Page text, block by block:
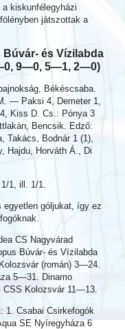
kiskunfélegyházi
játszottak a
Búvár- és Vízilabda
9—0, 5—1, 2—0)
Békéscsaba.
— Paksi 4, Demeter 1,
Kiss D. Cs.: Pónya 3
Bencsik. Edző:
Takács, Bodnár 1 (1),
Hajdu, Horváth Á., Di
1, ill. 1/1.
góljukat, így ez
CS Nagyvárad
Búvár- és Vízilabda
(román) 3—24.
5—31. Dinamo
Kolozsvár 11—13.
: 1. Csabai Csirkefogók
SE Nyíregyháza 6